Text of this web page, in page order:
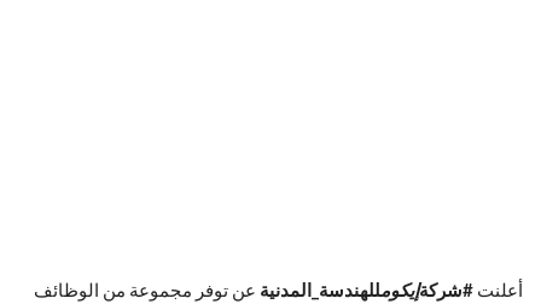
أعلنت #شركةإيكومللهندسة_المدنية عن توفر مجموعة من الوظائف